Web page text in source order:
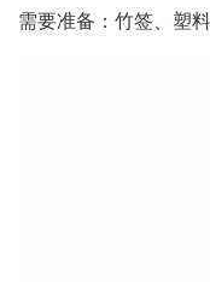
需要准备：竹签、塑